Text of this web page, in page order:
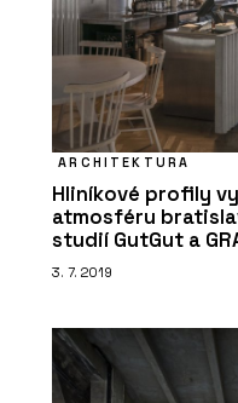
ARCHITEKTURA
Hliníkové profily
atmosféru
studií GutGut a
3. 7. 2019